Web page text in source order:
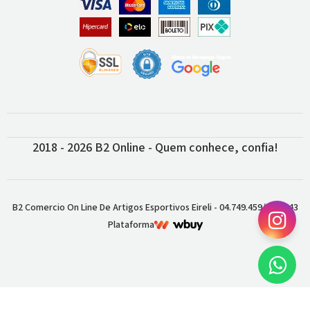
2018 - 2026 B2 Online - Quem conhece, confia!
B2 Comercio On Line De Artigos Esportivos Eireli - 04.749.459/0001-43
Plataforma